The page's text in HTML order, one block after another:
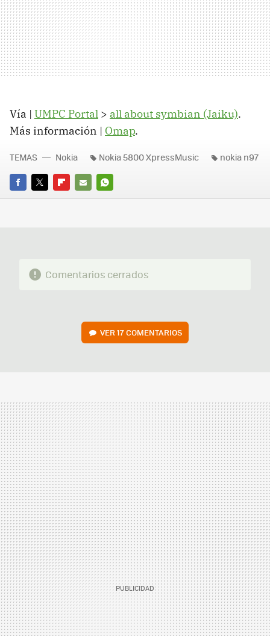
Vía | UMPC Portal > all about symbian (Jaiku).
Más información | Omap.
FACEBOOK
TWITTERFLIPBOARD
E-
WHATSAPP
TEMAS Nokia Nokia 5800 XpressMusic nokia n97
Comentarios cerrados
VER17 COMENTARIOS